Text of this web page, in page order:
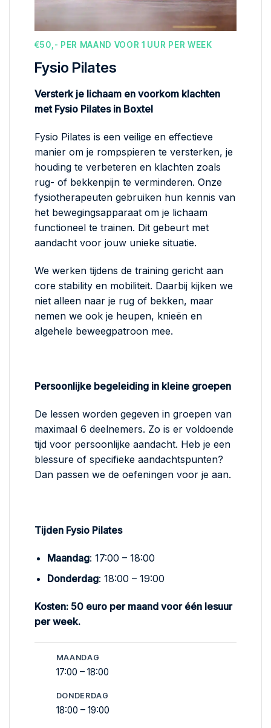
€50,- PER MAAND VOOR 1 UUR PER WEEK
Fysio Pilates
Versterk je lichaam en voorkom klachten
met Fysio Pilates in Boxtel
Fysio Pilates is een veilige en effectieve
manier om je rompspieren te versterken, je
houding te verbeteren en klachten zoals
rug- of bekkenpijn te verminderen. Onze
fysiotherapeuten gebruiken hun kennis van
het bewegingsapparaat om je lichaam
functioneel te trainen. Dit gebeurt met
aandacht voor jouw unieke situatie.
We werken tijdens de training gericht aan
core stability en mobiliteit. Daarbij kijken we
niet alleen naar je rug of bekken, maar
nemen we ook je heupen, knieën en
algehele beweegpatroon mee.
Persoonlijke begeleiding in kleine groepen
De lessen worden gegeven in groepen van
maximaal 6 deelnemers. Zo is er voldoende
tijd voor persoonlijke aandacht. Heb je een
blessure of specifieke aandachtspunten?
Dan passen we de oefeningen voor je aan.
Tijden Fysio Pilates
Maandag: 17:00 – 18:00
Donderdag: 18:00 – 19:00
Kosten: 50 euro per maand voor één lesuur
per week.
MAANDAG
17:00 – 18:00
DONDERDAG
18:00 – 19:00